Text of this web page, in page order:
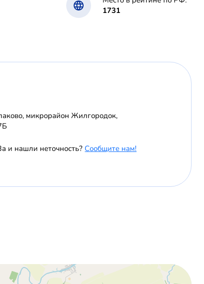
1731
микрорайон Жилгородок,
и нашли неточность? Сообщите нам!